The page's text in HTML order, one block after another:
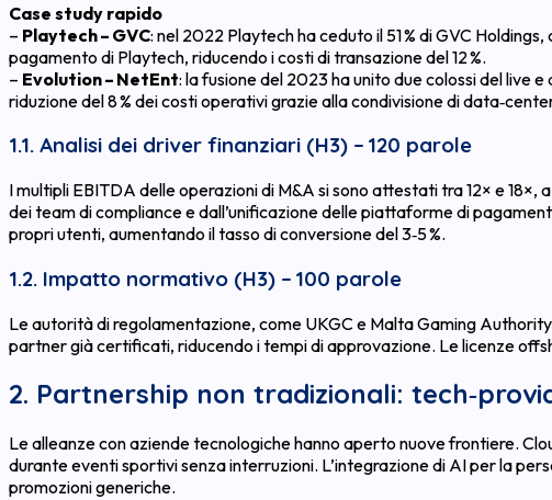
Case study rapido
– Playtech – GVC: nel 2022 Playtech ha ceduto il 51 % di GVC
pagamento di Playtech, riducendo i costi di transazione del 12 %.
– Evolution – NetEnt: la fusione del 2023 ha unito due colossi del live
riduzione del 8 % dei costi operativi grazie alla condivisione di
1.1. Analisi dei driver finanziari (H3) – 120 parole
I multipli EBITDA delle operazioni di M&A si sono attestati tra 12× e
dei team di compliance e dall’unificazione delle piattaforme di
propri utenti, aumentando il tasso di conversione del 3‑5 %.
1.2. Impatto normativo (H3) – 100 parole
Le autorità di regolamentazione, come UKGC e Malta Gaming
partner già certificati, riducendo i tempi di approvazione. Le licenze
2. Partnership non tradizionali:
Le alleanze con aziende tecnologiche hanno aperto nuove frontiere.
durante eventi sportivi senza interruzioni. L’integrazione di AI per la
promozioni generiche.